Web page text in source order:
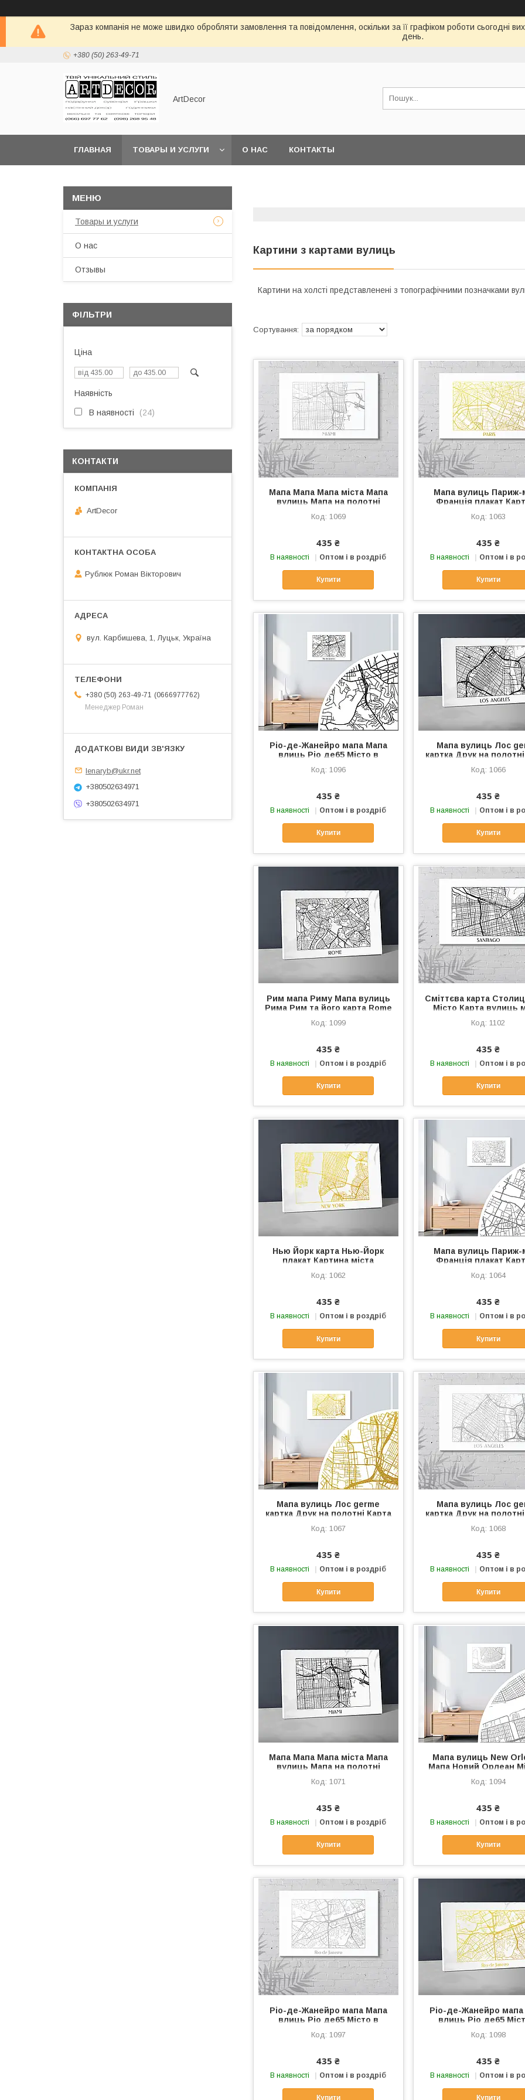
Зараз компанія не може швидко обробляти замовлення та повідомлення, оскільки за її графіком роботи сьогодні
день.
+380 (50) 263-49-71
ArtDecor
ГЛАВНАЯ ТОВАРЫ И УСЛУГИ О НАС КОНТАКТЫ
Картини з картами вулиць
Картини на холсті представленені з топографічними позначками
Мапа Мапа Мапа міста Мапа
вулиць Мапа на полотні
Мапами Розмір 60х40 см
1069
435 ₴
В наявності Оптом і в роздріб
Купити
Мапа вулиць Париж-
Франція плакат
дриук на полотні
1063
435 ₴
В наявності Оптом і в
Купити
Ріо-де-Жанейро мапа Мапа
влиць Ріо де65 Місто в
Картина мапа Дороги на мапі
1096
435 ₴
В наявності Оптом і в роздріб
Купити
Мапа вулиць Лос
картка Друк на
Стильний аксесуар
1066
435 ₴
В наявності Оптом і в
Купити
Рим мапа Риму Мапа вулиць
Рима Рим та його карта Rome
тканині Котонове полотно
1099
435 ₴
В наявності Оптом і в роздріб
Купити
Сміттєва карта
Місто Карта вулиць
карта Розмір 40х60
1102
435 ₴
В наявності Оптом і в
Купити
Нью Йорк карта Нью-Йорк
плакат Картина міста
дриль на полотні Декор стін
1062
435 ₴
В наявності Оптом і в роздріб
Купити
Мапа вулиць Париж-
Франція плакат
дриук на полотні
1064
435 ₴
В наявності Оптом і в
Купити
Мапа вулиць Лос germe
картка Друк на полотні Карта
Стильний аксесуар Холст
1067
435 ₴
В наявності Оптом і в роздріб
Купити
Мапа вулиць Лос
картка Друк на
Стильний аксесуар
1068
435 ₴
В наявності Оптом і в
Купити
Мапа Мапа Мапа міста Мапа
вулиць Мапа на полотні
Мапами Розмір 60х40 см
1071
435 ₴
В наявності Оптом і в роздріб
Купити
Мапа вулиць New
Мапа Новий Орлеан
ладшафта Новий
1094
435 ₴
В наявності Оптом і в
Купити
Ріо-де-Жанейро мапа Мапа
влиць Ріо де65 Місто в
Картина мапа Дороги на мапі
1097
435 ₴
В наявності Оптом і в роздріб
Купити
Ріо-де-Жанейро
влиць Ріо де65
Картина мапа Дороги
1098
435 ₴
В наявності Оптом і в
Купити
Товары и услуги
О нас
Отзывы
ФІЛЬТРИ
Ціна
Наявність
В наявності 24
КОНТАКТИ
ArtDecor
Рублюк Роман Вікторович
вул. Карбишева, 1, Луцьк, Україна
+380 (50) 263-49-71
0666977762
Менеджер Роман
lenaryb@ukr.net
+380502634971
+380502634971